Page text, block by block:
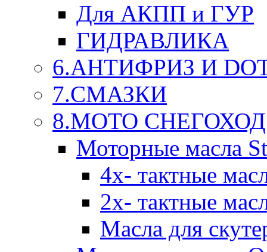
Для АКПП и ГУР
ГИДРАВЛИКА
6.АНТИФРИЗ И
7.СМАЗКИ
8.МОТО
Моторные масла
4х- тактные
2х- тактные
Масла для